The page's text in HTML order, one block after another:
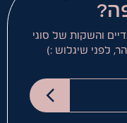
והשקות של סוגי
לפני שיגלוש :)
המייל שלך